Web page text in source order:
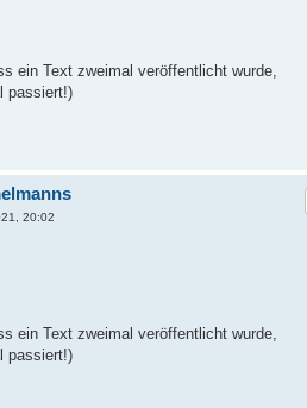
ein Text zweimal veröffentlicht wurde,
passiert!)
20:02
ein Text zweimal veröffentlicht wurde,
passiert!)